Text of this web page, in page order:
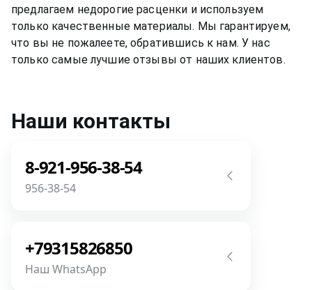
предлагаем недорогие расценки и используем
только качественные материалы. Мы гарантируем,
что вы не пожалеете, обратившись к нам. У нас
только самые лучшие отзывы от наших клиентов.
Наши контакты
8-921-956-38-54
956-38-54
роботов и автоответчиков!
+79315826850
Наш WhatsApp